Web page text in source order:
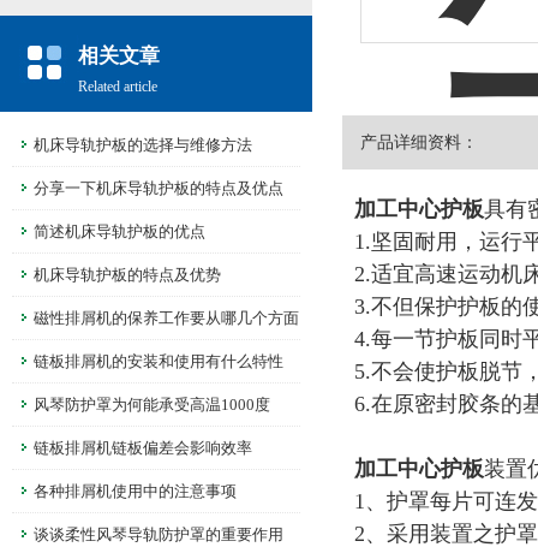
相关文章
Related article
机床导轨护板的选择与维修方法
分享一下机床导轨护板的特点及优点
简述机床导轨护板的优点
机床导轨护板的特点及优势
磁性排屑机的保养工作要从哪几个方面
进行呢
链板排屑机的安装和使用有什么特性
风琴防护罩为何能承受高温1000度
链板排屑机链板偏差会影响效率
各种排屑机使用中的注意事项
谈谈柔性风琴导轨防护罩的重要作用
产品详细资料：
加工中心护板具有
1.坚固耐用，运行
2.适宜高速运动机
3.不但保护护板的
4.每一节护板同时
5.不会使护板脱节
6.在原密封胶条的
加工中心护板装置
1、护罩每片可连
2、采用装置之护